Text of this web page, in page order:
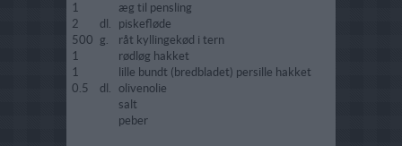
1
æg til pensling
2
dl.
piskefløde
500 g.
råt kyllingekød i tern
1
rødløg hakket
1
lille bundt (bredbladet) persille hakket
0.5
dl. olivenolie
salt
peber